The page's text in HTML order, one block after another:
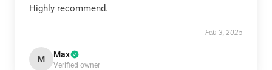
Highly recommend.
Feb 3, 2025
M Max
Verified owner